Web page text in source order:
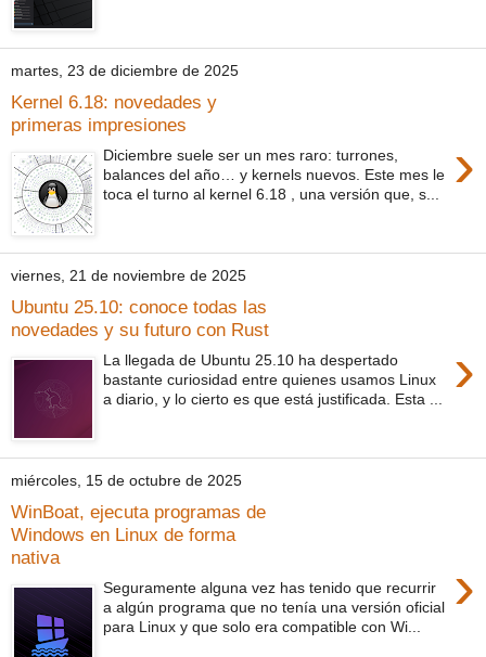
martes, 23 de diciembre de 2025
Kernel 6.18: novedades y
primeras impresiones
›
Diciembre suele ser un mes raro: turrones,
balances del año… y kernels nuevos. Este mes le
toca el turno al kernel 6.18 , una versión que, s...
viernes, 21 de noviembre de 2025
Ubuntu 25.10: conoce todas las
novedades y su futuro con Rust
›
La llegada de Ubuntu 25.10 ha despertado
bastante curiosidad entre quienes usamos Linux
a diario, y lo cierto es que está justificada. Esta ...
miércoles, 15 de octubre de 2025
WinBoat, ejecuta programas de
Windows en Linux de forma
nativa
›
Seguramente alguna vez has tenido que recurrir
a algún programa que no tenía una versión oficial
para Linux y que solo era compatible con Wi...